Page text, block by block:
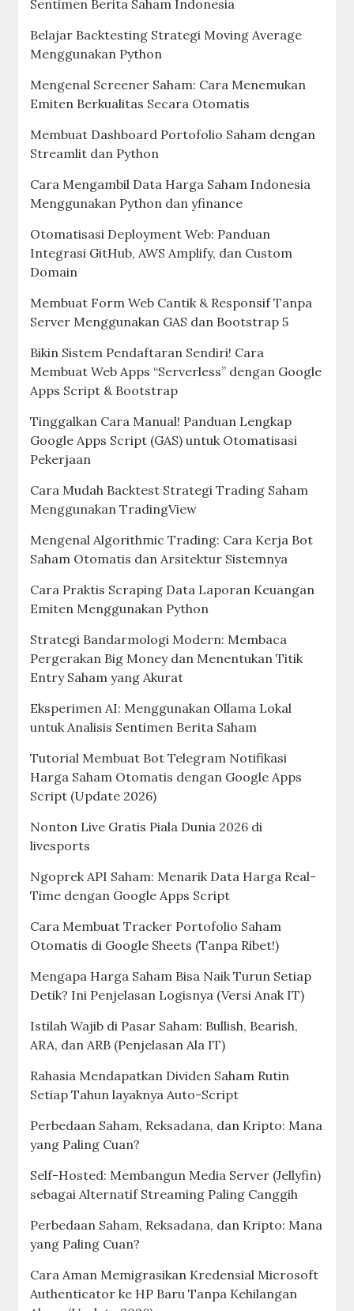
Sentimen Berita Saham Indonesia
Belajar Backtesting Strategi Moving Average
Menggunakan Python
Mengenal Screener Saham: Cara Menemukan
Emiten Berkualitas Secara Otomatis
Membuat Dashboard Portofolio Saham dengan
Streamlit dan Python
Cara Mengambil Data Harga Saham Indonesia
Menggunakan Python dan yfinance
Otomatisasi Deployment Web: Panduan
Integrasi GitHub, AWS Amplify, dan Custom
Domain
Membuat Form Web Cantik & Responsif Tanpa
Server Menggunakan GAS dan Bootstrap 5
Bikin Sistem Pendaftaran Sendiri! Cara
Membuat Web Apps “Serverless” dengan Google
Apps Script & Bootstrap
Tinggalkan Cara Manual! Panduan Lengkap
Google Apps Script (GAS) untuk Otomatisasi
Pekerjaan
Cara Mudah Backtest Strategi Trading Saham
Menggunakan TradingView
Mengenal Algorithmic Trading: Cara Kerja Bot
Saham Otomatis dan Arsitektur Sistemnya
Cara Praktis Scraping Data Laporan Keuangan
Emiten Menggunakan Python
Strategi Bandarmologi Modern: Membaca
Pergerakan Big Money dan Menentukan Titik
Entry Saham yang Akurat
Eksperimen AI: Menggunakan Ollama Lokal
untuk Analisis Sentimen Berita Saham
Tutorial Membuat Bot Telegram Notifikasi
Harga Saham Otomatis dengan Google Apps
Script (Update 2026)
Nonton Live Gratis Piala Dunia 2026 di
livesports
Ngoprek API Saham: Menarik Data Harga Real-
Time dengan Google Apps Script
Cara Membuat Tracker Portofolio Saham
Otomatis di Google Sheets (Tanpa Ribet!)
Mengapa Harga Saham Bisa Naik Turun Setiap
Detik? Ini Penjelasan Logisnya (Versi Anak IT)
Istilah Wajib di Pasar Saham: Bullish, Bearish,
ARA, dan ARB (Penjelasan Ala IT)
Rahasia Mendapatkan Dividen Saham Rutin
Setiap Tahun layaknya Auto-Script
Perbedaan Saham, Reksadana, dan Kripto: Mana
yang Paling Cuan?
Self-Hosted: Membangun Media Server (Jellyfin)
sebagai Alternatif Streaming Paling Canggih
Perbedaan Saham, Reksadana, dan Kripto: Mana
yang Paling Cuan?
Cara Aman Memigrasikan Kredensial Microsoft
Authenticator ke HP Baru Tanpa Kehilangan